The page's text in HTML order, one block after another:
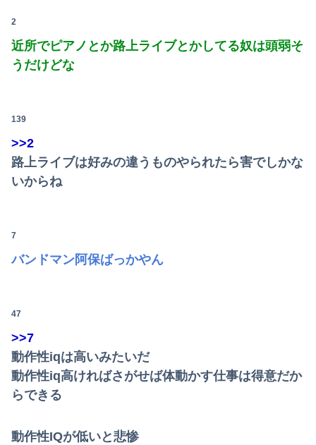
【速報】ダウンタウン浜田さん、差別発言と受け取られる一言で炎上ｗｗｗｗｗｗ
2
近所でピアノとか路上ライブとかしてる奴は頭弱そ
うだけどな
139
>>2
路上ライブは好みの違うものやられたら害でしかな
いからね
7
バンドマン阿保ばっかやん
47
>>7
動作性iqは高いみたいだ
動作性iq高ければさがせば体動かす仕事は得意だか
らできる
動作性IQが低いと悲惨